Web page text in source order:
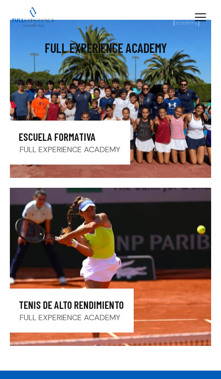
FULL EXPERIENCE ACADEMY
ESCUELA FORMATIVA
FULL EXPERIENCE ACADEMY
TENIS DE ALTO RENDIMIENTO
FULL EXPERIENCE ACADEMY